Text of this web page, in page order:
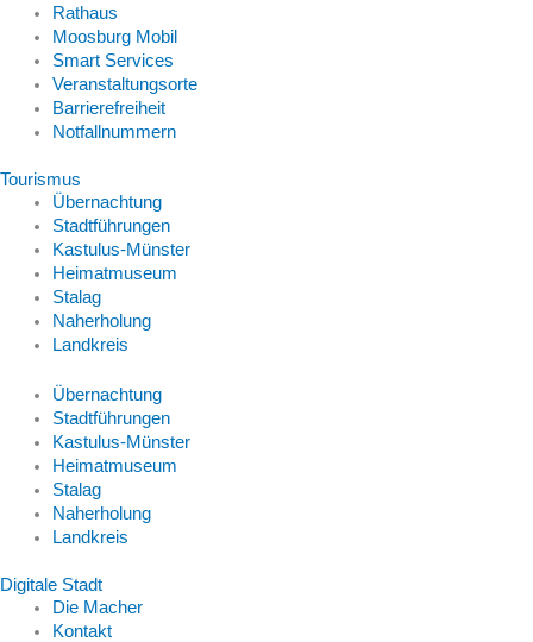
Rathaus
Moosburg Mobil
Smart Services
Veranstaltungsorte
Barrierefreiheit
Notfallnummern
Tourismus
Übernachtung
Stadtführungen
Kastulus-Münster
Heimatmuseum
Stalag
Naherholung
Landkreis
Übernachtung
Stadtführungen
Kastulus-Münster
Heimatmuseum
Stalag
Naherholung
Landkreis
Digitale Stadt
Die Macher
Kontakt